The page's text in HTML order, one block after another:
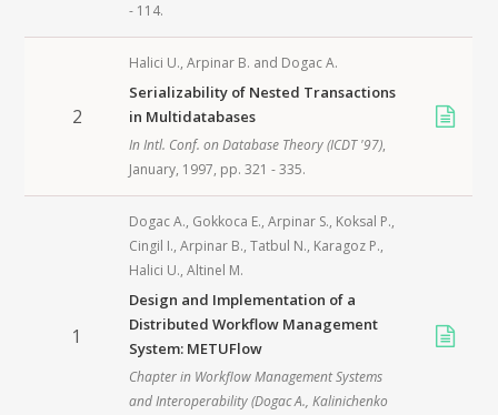
- 114.
2
Halici U.,Arpinar B. and Dogac A.
Serializability of Nested Transactions
in Multidatabases
InIntl. Conf. on Database Theory (ICDT '97),
January, 1997, pp. 321 - 335.
1
Dogac A., Gokkoca E., Arpinar S., Koksal P.,
Cingil I., Arpinar B., Tatbul N., Karagoz P.,
Halici U., Altinel M.
Design and Implementation of a
Distributed Workflow Management
System: METUFlow
Chapter in Workflow Management Systems
and Interoperability(Dogac A., Kalinichenko